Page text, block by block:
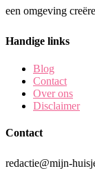
een omgeving
Handige links
Blog
Contact
Over ons
Disclaimer
Contact
redactie@mijn-